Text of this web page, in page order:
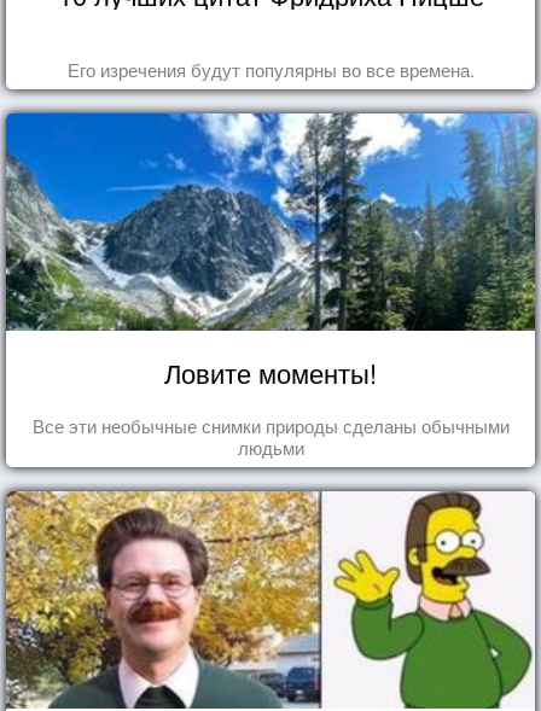
Его изречения будут популярны во все времена.
Ловите моменты!
Все эти необычные снимки природы сделаны обычными
людьми